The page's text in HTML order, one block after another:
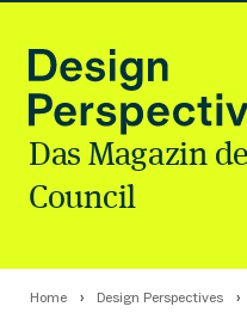
Das Magazin
Council
Home Design Perspectives